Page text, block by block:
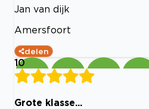
Jan van dijk
Amersfoort
delen
10
Grote klasse...